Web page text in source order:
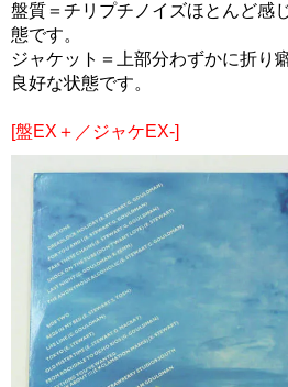
盤質＝チリプチノイズほとんど感
態です。
ジャケット＝上部分わずかに折り
良好な状態です。
[盤EX＋／ジャケEX-]